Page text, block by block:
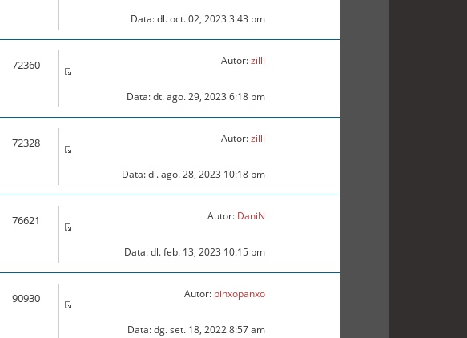
Data: dl. oct. 02, 2023 3:43 pm
72360 Autor:zilli
Data: dt. ago. 29, 2023 6:18 pm
72328 Autor:zilli
Data: dl. ago. 28, 2023 10:18 pm
76621 Autor: DaniN
Data: dl. feb. 13, 2023 10:15 pm
90930 Autor: pinxopanxo
Data: dg. set. 18, 2022 8:57 am